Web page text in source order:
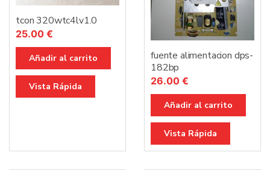
tcon 320wtc4lv1.0
25.00 €
Añadir al carrito
Vista Rápida
fuente alimentacion dps-
182bp
26.00 €
Añadir al carrito
Vista Rápida